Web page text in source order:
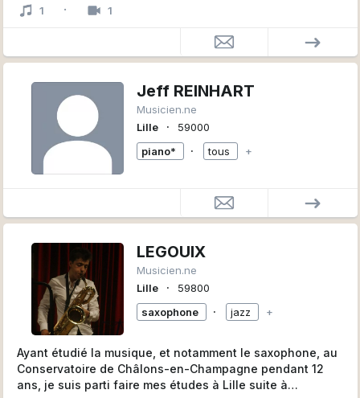
1 · 1
Jeff REINHART
Musicien.ne
Lille
∙
59000
piano*
∙ tous +
LEGOUIX
Musicien.ne
Lille
∙
59800
saxophone
∙ jazz +
Ayant étudié la musique, et notamment le saxophone, au
Conservatoire de Châlons-en-Champagne pendant 12
ans, je suis parti faire mes études à Lille suite à